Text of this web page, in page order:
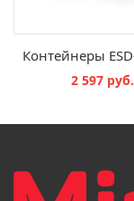
2 597 руб.